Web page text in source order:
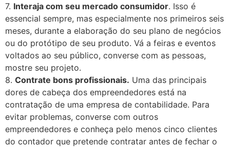
7. Interaja com seu mercado consumidor. Isso é
essencial sempre, mas especialmente nos primeiros seis
meses, durante a elaboração do seu plano de negócios
ou do protótipo de seu produto. Vá a feiras e eventos
voltados ao seu público, converse com as pessoas,
mostre seu projeto.
8. Contrate bons profissionais. Uma das principais
dores de cabeça dos empreendedores está na
contratação de uma empresa de contabilidade. Para
evitar problemas, converse com outros
empreendedores e conheça pelo menos cinco clientes
do contador que pretende contratar antes de fechar o